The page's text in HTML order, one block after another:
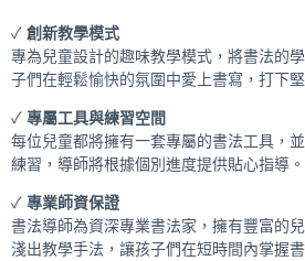
✓ 創新教學模式
專為兒童設計的趣味教學模式，將書法的
子們在輕鬆愉快的氛圍中愛上書寫，打下
✓ 專屬工具與練習空間
每位兒童都將擁有一套專屬的書法工具，
練習，導師將根據個別進度提供貼心指導。
✓ 專業師資保證
書法導師為資深專業書法家，擁有豐富的
淺出教學手法，讓孩子們在短時間內掌握